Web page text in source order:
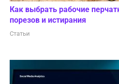
Как выбрать рабочие
порезов и истирания
Статьи